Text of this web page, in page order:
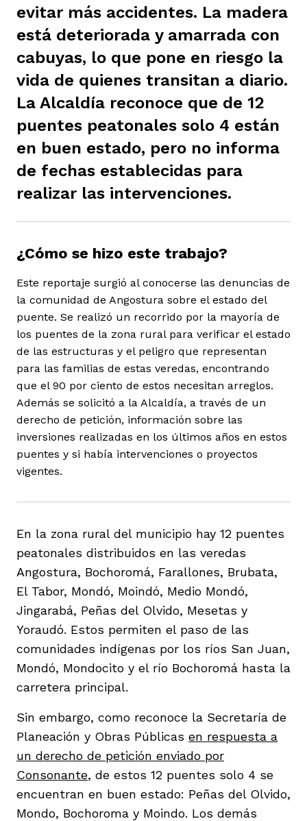
evitar más accidentes. La madera
está deteriorada y amarrada con
cabuyas, lo que pone en riesgo la
vida de quienes transitan a diario.
La Alcaldía reconoce que de 12
puentes peatonales solo 4 están
en buen estado, pero no informa
de fechas establecidas para
realizar las intervenciones.
¿Cómo se hizo este trabajo?
Este reportaje surgió al conocerse las denuncias de
la comunidad de Angostura sobre el estado del
puente. Se realizó un recorrido por la mayoría de
los puentes de la zona rural para verificar el estado
de las estructuras y el peligro que representan
para las familias de estas veredas, encontrando
que el 90 por ciento de estos necesitan arreglos.
Además se solicitó a la Alcaldía, a través de un
derecho de petición, información sobre las
inversiones realizadas en los últimos años en estos
puentes y si había intervenciones o proyectos
vigentes.
En la zona rural del municipio hay 12 puentes
peatonales distribuidos en las veredas
Angostura, Bochoromá, Farallones, Brubata,
El Tabor, Mondó, Moindó, Medio Mondó,
Jingarabá, Peñas del Olvido, Mesetas y
Yoraudó. Estos permiten el paso de las
comunidades indígenas por los ríos San Juan,
Mondó, Mondocito y el río Bochoromá hasta la
carretera principal.
Sin embargo, como reconoce la Secretaría de
Planeación y Obras Públicas en respuesta a
un derecho de petición enviado por
Consonante, de estos 12 puentes solo 4 se
encuentran en buen estado: Peñas del Olvido,
Mondo, Bochoroma y Moindo. Los demás
2023
Baja
del Cesar
Ana